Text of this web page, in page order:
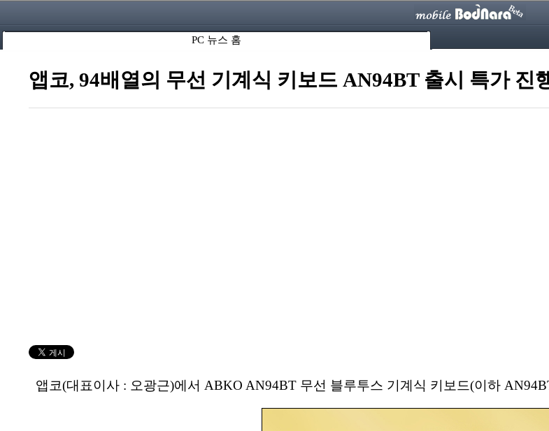
PC 뉴스 홈
앱코, 94배열의 무선 기계식 키보드 AN94BT 출시 특가 진
앱코(대표이사 : 오광근)에서 ABKO AN94BT 무선 블루투스 기계식 키보드(이하